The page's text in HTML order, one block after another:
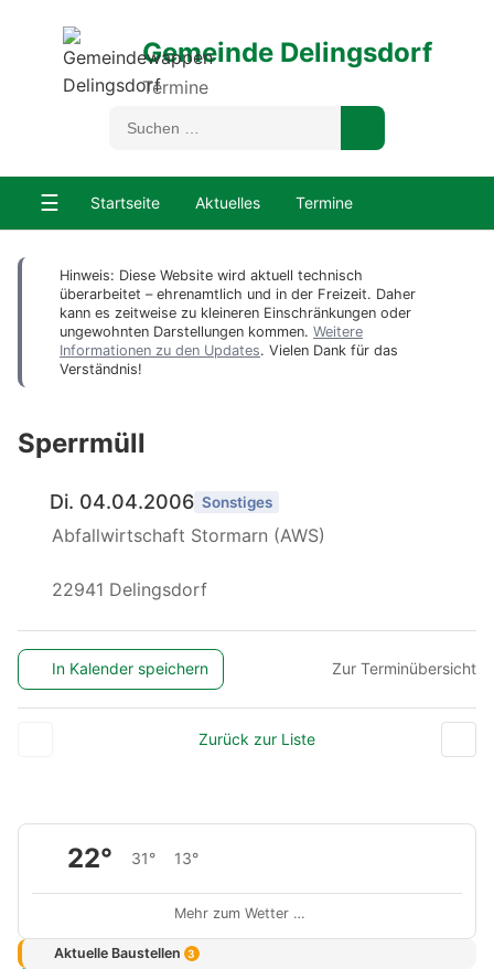
Gemeinde Delingsdorf
Termine
☰ Startseite Aktuelles Termine
Hinweis: Diese Website wird aktuell technisch
überarbeitet – ehrenamtlich und in der Freizeit. Daher
kann es zeitweise zu kleineren Einschränkungen oder
ungewohnten Darstellungen kommen. Weitere
Informationen zu den Updates. Vielen Dank für das
Verständnis!
Sperrmüll
Di. 04.04.2006 Sonstiges
Abfallwirtschaft Stormarn (AWS)
22941 Delingsdorf
In Kalender speichern Zur Terminübersicht
Zurück zur Liste
22° 31° 13°
Mehr zum Wetter …
Aktuelle Baustellen 3